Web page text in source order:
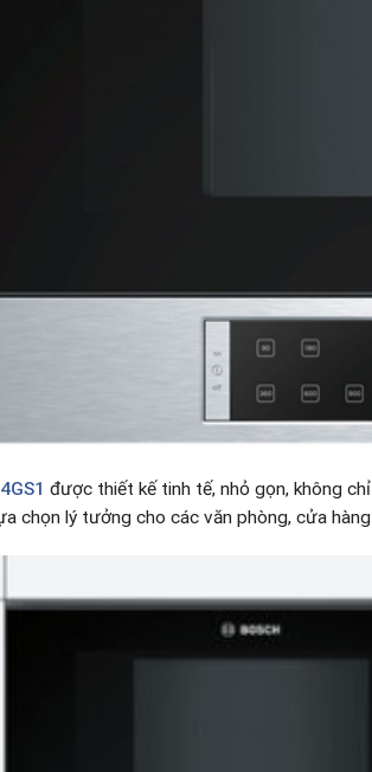
được thiết kế tinh tế, nhỏ gọn, không
chọn lý tưởng cho các văn phòng, cửa